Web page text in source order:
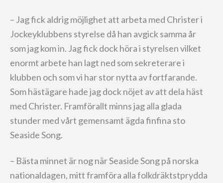
– Jag fick aldrig möjlighet att arbeta med Christer i
Jockeyklubbens styrelse då han avgick samma år
som jag kom in. Jag fick dock höra i styrelsen vilket
enormt arbete han lagt ned som sekreterare i
klubben och som vi har stor nytta av fortfarande.
Som hästägare hade jag dock nöjet av att dela häst
med Christer. Framförallt minns jag alla glada
stunder med vårt gemensamt ägda finfina sto
Seaside Song.
– Bästa minnet är nog när Seaside Song på norska
nationaldagen, mitt framföra alla folkdräktstprydda